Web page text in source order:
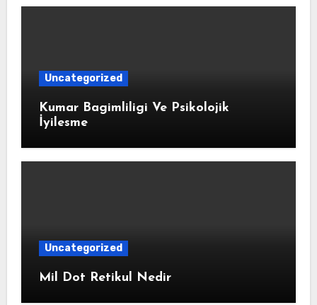
Uncategorized
Kumar Bagimliligi Ve Psikolojik
İyilesme
Uncategorized
Mil Dot Retikul Nedir